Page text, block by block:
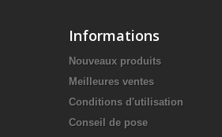
Informations
Nouveaux produits
Meilleures ventes
Conditions d'utilisation
Conseil de pose